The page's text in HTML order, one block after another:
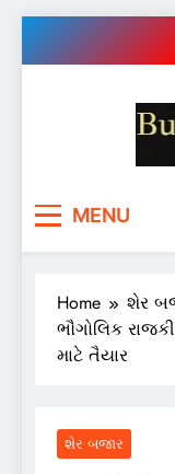
MENU
Home
શેર
ભૌગોલિક
માટે તૈયાર
શેર બજાર